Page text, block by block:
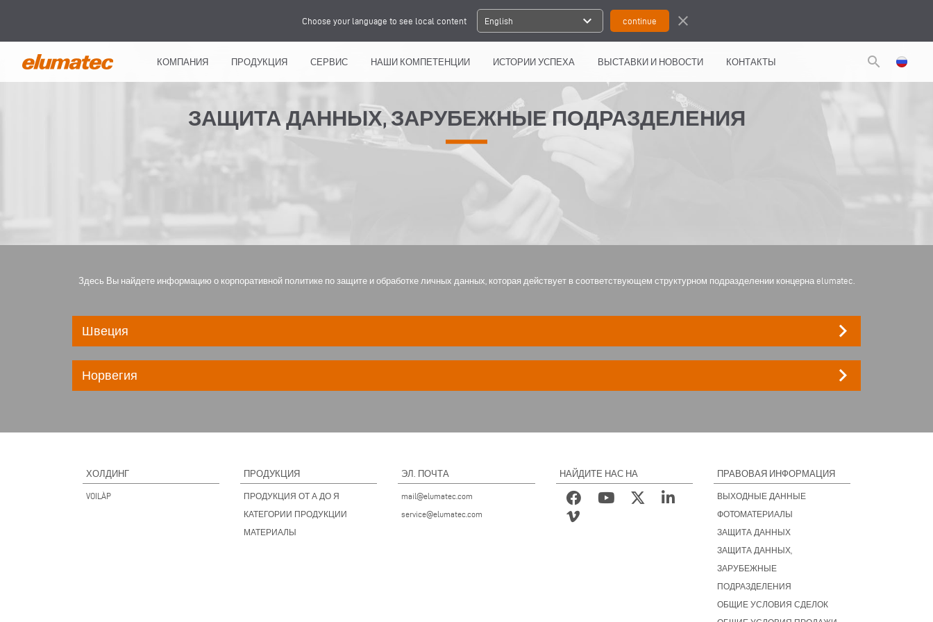
Choose your language to see local content English expand_more close
КОМПАНИЯ ПРОДУКЦИЯ СЕРВИС НАШИ КОМПЕТЕНЦИИ ИСТОРИИ УСПЕХА ВЫСТАВКИ И НОВОСТИ КОНТАКТЫ search
ЗАЩИТА ДАННЫХ, ЗАРУБЕЖНЫЕ ПОДРАЗДЕЛЕНИЯ
Здесь Вы найдете информацию о корпоративной политике по защите и обработке личных данных, которая действует в соответствующем структурном подразделении концерна elumatec.
Швеция keyboard_arrow_right
Норвегия keyboard_arrow_right
ХОЛДИНГ
VOILÀP
ПРОДУКЦИЯ
ПРОДУКЦИЯ ОТ А ДО Я
КАТЕГОРИИ ПРОДУКЦИИ
МАТЕРИАЛЫ
ЭЛ. ПОЧТА
mail@elumatec.com
service@elumatec.com
НАЙДИТЕ НАС НА ПРАВОВАЯ ИНФОРМАЦИЯ
ВЫХОДНЫЕ ДАННЫЕ
ФОТОМАТЕРИАЛЫ
ЗАЩИТА ДАННЫХ
ЗАЩИТА ДАННЫХ,
ЗАРУБЕЖНЫЕ
ПОДРАЗДЕЛЕНИЯ
ОБЩИЕ УСЛОВИЯ СДЕЛОК